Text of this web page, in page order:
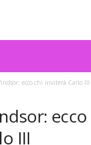
ecco chi inviterà Carlo III
ecco
III